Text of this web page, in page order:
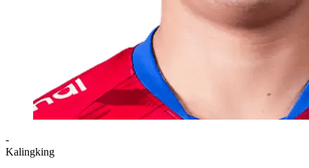
-
Kalingking